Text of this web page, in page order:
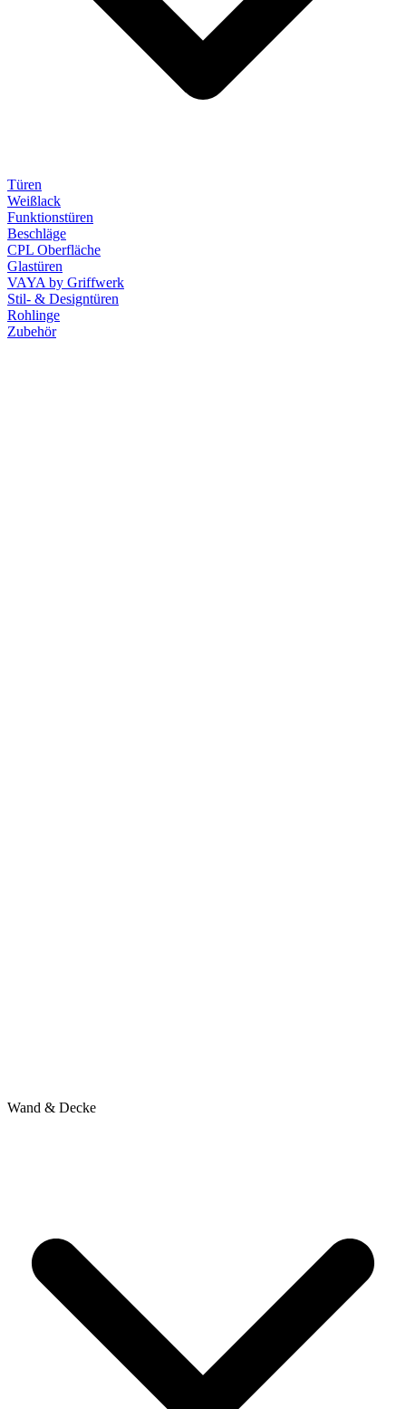
Türen
Weißlack
Funktionstüren
Beschläge
CPL Oberfläche
Glastüren
VAYA by Griffwerk
Stil- & Designtüren
Rohlinge
Zubehör
Wand & Decke